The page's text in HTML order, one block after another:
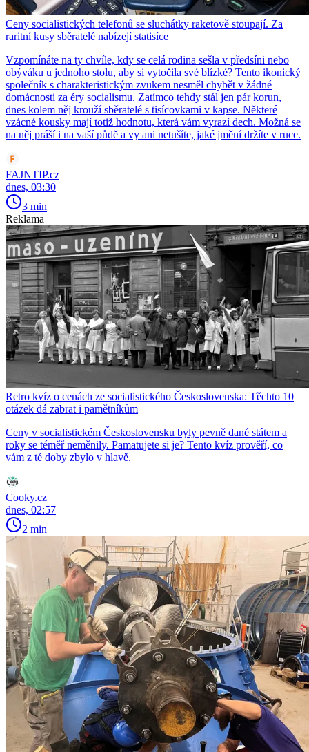
Ceny socialistických telefonů se sluchátky raketově stoupají. Za
raritní kusy sběratelé nabízejí statisíce
Vzpomínáte na ty chvíle, kdy se celá rodina sešla v předsíni nebo
obýváku u jednoho stolu, aby si vytočila své blízké? Tento ikonický
společník s charakteristickým zvukem nesměl chybět v žádné
domácnosti za éry socialismu. Zatímco tehdy stál jen pár korun,
dnes kolem něj krouží sběratelé s tisícovkami v kapse. Některé
vzácné kousky mají totiž hodnotu, která vám vyrazí dech. Možná se
na něj práší i na vaší půdě a vy ani netušíte, jaké jmění držíte v ruce.
FAJNTIP.cz
dnes, 03:30
3 min
Reklama
Retro kvíz o cenách ze socialistického Československa: Těchto 10
otázek dá zabrat i pamětníkům
Ceny v socialistickém Československu byly pevně dané státem a
roky se téměř neměnily. Pamatujete si je? Tento kvíz prověří, co
vám z té doby zbylo v hlavě.
Cooky.cz
dnes, 02:57
2 min